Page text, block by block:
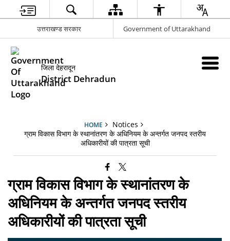
उत्तराखण्ड सरकार Government of Uttarakhand
जिला देहरादून
District Dehradun
HOME
Notices
ग्राम विकास विभाग के स्थानांतरण के अधिनियम के अन्तर्गत जनपद स्तरीय
अधिकारीयों की पात्रता सूची
ग्राम विकास विभाग के स्थानांतरण के
अधिनियम के अन्तर्गत जनपद स्तरीय
अधिकारीयों की पात्रता सूची